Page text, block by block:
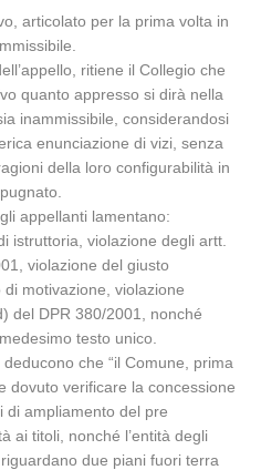
articolato per la prima volta in
ritiene il Collegio che
quanto appresso si dirà nella
inammissibile, considerandosi
enunciazione di vizi, senza
della loro configurabilità in
appellanti lamentano:
istruttoria, violazione degli artt.
violazione del giusto
motivazione, violazione
del DPR 380/2001, nonché
testo unico.
che “il Comune, prima
dovuto verificare la concessione
di ampliamento del pre
ai titoli, nonché l’entità degli
due piani fuori terra